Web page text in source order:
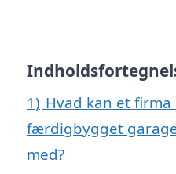
1) Hvad kan et firma
færdigbygget
med?